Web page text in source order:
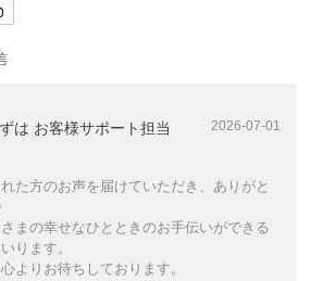
は お客様サポート担当 2026-07-01
た方のお声を届けていただき、ありがと
まの幸せなひとときのお手伝いができる
ります。
よりお待ちしております。